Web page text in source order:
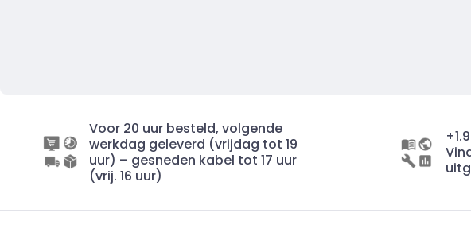
Voor 20 uur besteld, volgende
werkdag geleverd (vrijdag tot 19
uur) – gesneden kabel tot 17 uur
(vrij. 16 uur)